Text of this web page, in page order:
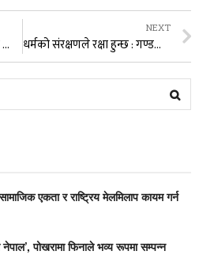
पोखरामा साइकल र्यालीमार्फत स्वास्थ्य, वातावरण र पर्यटन प्रवर्द्धनको सन्देश
NEXT
धर्मको संरक्षणले रक्षा हुन्छ : गण्डकी कोटिहोम महायज्ञमा वरिष्ठ पत्रकार प्रकाश सुवेदीको प्रेरणादायी विचार
सामाजिक एकता र राष्ट्रिय मेलमिलाप कायम गर्न
पोखरामा फिनाले भव्य रूपमा सम्पन्न